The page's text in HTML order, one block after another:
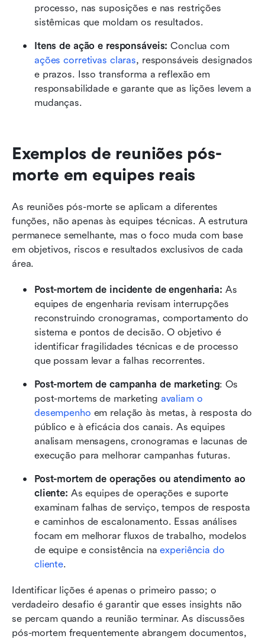
processo, nas suposições e nas restrições
sistêmicas que moldam os resultados.
Itens de ação e responsáveis:
Conclua com
ações corretivas claras, responsáveis designados
e prazos. Isso transforma a reflexão em
responsabilidade e garante que as lições levem a
mudanças.
Exemplos de reuniões pós-
morte em equipes reais
As reuniões pós-morte se aplicam a diferentes
funções, não apenas às equipes técnicas. A estrutura
permanece semelhante, mas o foco muda com base
em objetivos, riscos e resultados exclusivos de cada
área.
Post-mortem de incidente de engenharia: As
equipes de engenharia revisam interrupções
reconstruindo cronogramas, comportamento do
sistema e pontos de decisão. O objetivo é
identificar fragilidades técnicas e de processo
que possam levar a falhas recorrentes.
Post-mortem de campanha de marketing: Os
post-mortems de marketing avaliam o
desempenho em relação às metas, à resposta do
público e à eficácia dos canais. As equipes
analisam mensagens, cronogramas e lacunas de
execução para melhorar campanhas futuras.
Post-mortem de operações ou atendimento ao
cliente: As equipes de operações e suporte
examinam falhas de serviço, tempos de resposta
e caminhos de escalonamento. Essas análises
focam em melhorar fluxos de trabalho, modelos
de equipe e consistência na experiência do
cliente.
Identificar lições é apenas o primeiro passo; o
verdadeiro desafio é garantir que esses insights não
se percam quando a reunião terminar. As discussões
pós-mortem frequentemente abrangem documentos,